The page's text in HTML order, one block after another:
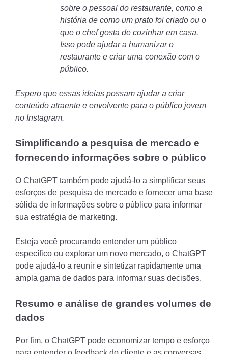
sobre o pessoal do restaurante, como a
história de como um prato foi criado ou o
que o chef gosta de cozinhar em casa.
Isso pode ajudar a humanizar o
restaurante e criar uma conexão com o
público.
Espero que essas ideias possam ajudar a criar
conteúdo atraente e envolvente para o público jovem
no Instagram.
Simplificando a pesquisa de mercado e
fornecendo informações sobre o público
O ChatGPT também pode ajudá-lo a simplificar seus
esforços de pesquisa de mercado e fornecer uma base
sólida de informações sobre o público para informar
sua estratégia de marketing.
Esteja você procurando entender um público
específico ou explorar um novo mercado, o ChatGPT
pode ajudá-lo a reunir e sintetizar rapidamente uma
ampla gama de dados para informar suas decisões.
Resumo e análise de grandes volumes de
dados
Por fim, o ChatGPT pode economizar tempo e esforço